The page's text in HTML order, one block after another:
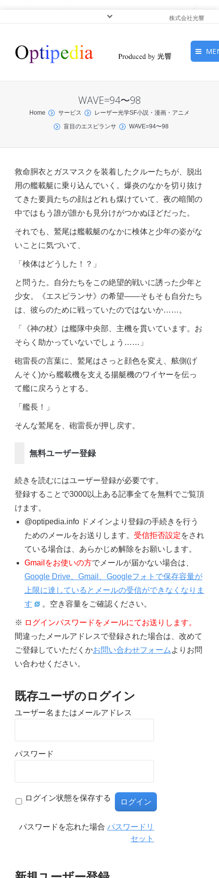
株式会社光響
ピックアップ
光基礎・光源
ン
サービス
WAVE=94〜98
You are here:
Home サービス
レーザー光学SF小説・漫画・アニメ
盲目のエスピランサ
WAVE=94〜98
救命胴衣とガスマスクを装着したクルーたちが、脱出
用の艦載艇に乗り込んでいく。爆炎のなかを切り抜け
てきた要員たちの顔はどれも煤けていて、夜の暗闇の
中ではもう誰が誰かも見分けがつかぬほどだった。
それでも、鷲尾は艦載艇のなかに検体と少年の姿がな
いことに気づいて、
「検体はどうした！？」
と問うた。自分たちをこの絶望的戦いに誘った少年と
少女。《エスピランサ》の希望――そもそも自分たち
は、彼らのために戦っていたのではないか……。
「《神の杖》は艦隊中央部、主機を貫いています。お
そらく助かっていないでしょう……」
砲雷長の言葉に、鷲尾はさっと顔色を変え、舷側(げ
んそく)から艦載機を支える揚艇機のワイヤーを伝っ
て艦に戻ろうとする。
「艦長！」
そんな鷲尾を、砲雷長が押し戻す。
無料ユーザー登録
続きを読むにはユーザー登録が必要です。
登録することで3000以上ある記事全てを無料でご覧頂
けます。
@optipedia.info ドメインより登録の手続きを行う
ためのメールをお送りします。 受信拒否設定をされ
ている場合は、あらかじめ解除をお願いします。
Gmailをお使いの方でメールが届かない場合は、
Google Drive、Gmail、Googleフォトで保存容量が
上限に達しているとメールの受信ができなくなりま
す
。空き容量をご確認ください。
※ ログインパスワードをメールにてお送りします。
間違ったメールアドレスで登録された場合は、改めて
ご登録していただくかお問い合わせフォーム よりお問
い合わせください。
既存ユーザのログイン
ユーザー名またはメールアドレス
パスワード
ログイン状態を保存する
パスワードを忘れた場合パスワードリ
セット